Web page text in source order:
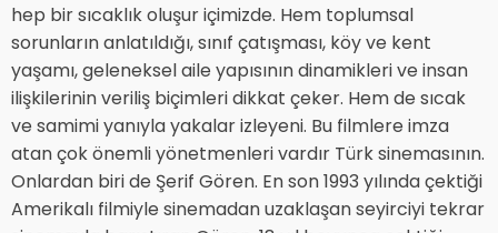
hep bir sıcaklık oluşur içimizde. Hem toplumsal
sorunların anlatıldığı, sınıf çatışması, köy ve kent
yaşamı, geleneksel aile yapısının dinamikleri ve insan
ilişkilerinin veriliş biçimleri dikkat çeker. Hem de sıcak
ve samimi yanıyla yakalar izleyeni. Bu filmlere imza
atan çok önemli yönetmenleri vardır Türk sinemasının.
Onlardan biri de Şerif Gören. En son 1993 yılında çektiği
Amerikalı filmiyle sinemadan uzaklaşan seyirciyi tekrar